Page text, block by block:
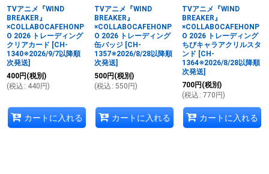
TVアニメ『WIND
BREAKER』
×COLLABOCAFEHONP
O 2026 トレーディング
クリアカード [CH-
1340※2026/9/7以降順
次発送]
400円 (税別)
(税込 : 440 円)
カートに入れる
TVアニメ『WIND
BREAKER』
×COLLABOCAFEHONP
O 2026 トレーディング
缶バッジ [CH-
1357※2026/8/28以降順
次発送]
500円 (税別)
(税込 : 550 円)
カートに入れる
TVアニメ『WIND
BREAKER』
×COLLABOCAFEHONP
O 2026 トレーディング
ちびキャラアクリルスタ
ンド [CH-
1364※2026/8/28以降順
次発送]
700円 (税別)
(税込 : 770 円)
カートに入れる